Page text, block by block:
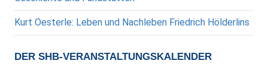
Kurt Oesterle: Leben und Nachleben Friedrich Hölderlins
DER SHB-VERANSTALTUNGSKALENDER